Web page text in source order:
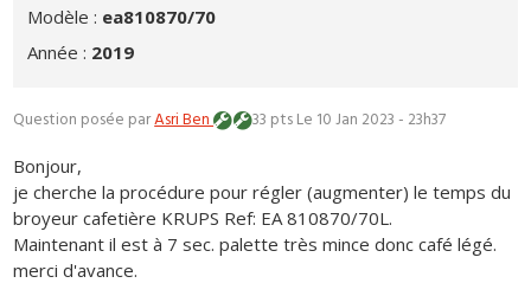
Modèle : ea810870/70
Année : 2019
Question posée parAsri Ben 33 ptsLe 10 Jan 2023 - 23h37
Bonjour,
je cherche la procédure pour régler (augmenter) le temps du
broyeur cafetière KRUPS Ref: EA 810870/70L.
Maintenant il est à 7 sec. palette très mince donc café légé.
merci d'avance.